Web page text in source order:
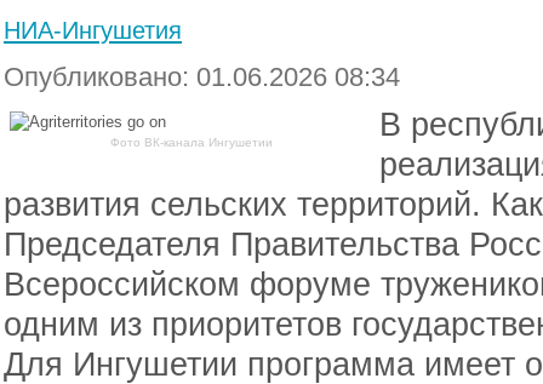
НИА-Ингушетия
Опубликовано: 01.06.2026 08:34
Фото ВК-канала Ингушетии
В
развития сельских территорий.
Председателя Правительства
Всероссийском форуме
одним из приоритетов
Для Ингушетии программа имеет